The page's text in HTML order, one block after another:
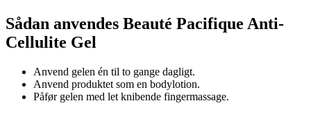
Sådan anvendes Beauté Pacifique Anti-
Cellulite Gel
Anvend gelen én til to gange dagligt.
Anvend produktet som en bodylotion.
Påfør gelen med let knibende fingermassage.